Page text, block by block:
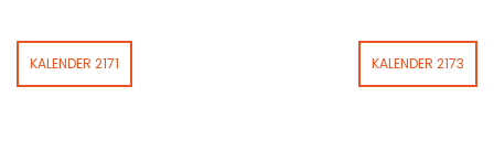
KALENDER 2171 KALENDER 2173